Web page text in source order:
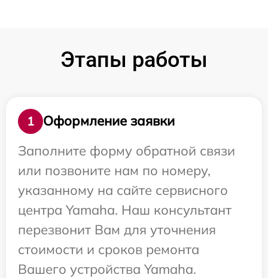
Этапы работы
1
Оформление заявки
Заполните форму обратной связи
или позвоните нам по номеру,
указанному на сайте сервисного
центра Yamaha. Наш консультант
перезвонит Вам для уточнения
стоимости и сроков ремонта
Вашего устройства Yamaha.